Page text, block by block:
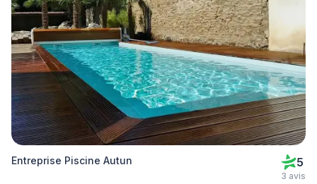
Entreprise Piscine Autun 5
3 avis